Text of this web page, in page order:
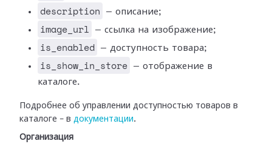
description — описание;
image_url — ссылка на изображение;
is_enabled — доступность товара;
is_show_in_store
— отображение в
каталоге.
Подробнее об управлении доступностью товаров в
каталоге – в документации.
Организация